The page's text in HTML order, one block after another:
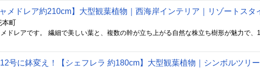
メドレア約210cm】大型観葉植物｜西海岸インテリア｜リゾートス
本町
号に鉢変え！【シェフレラ 約180cm】大型観葉植物｜シンボルツリ